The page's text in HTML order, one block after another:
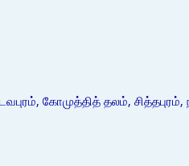
கோமுத்தித் தலம், சித்தபுரம்,